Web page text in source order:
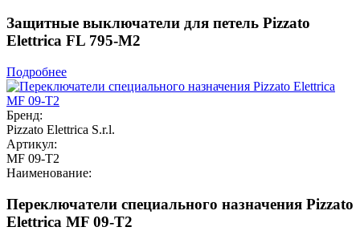
Защитные выключатели для петель Pizzato
Elettrica FL 795-M2
Подробнее
Бренд:
Pizzato Elettrica S.r.l.
Артикул:
MF 09-T2
Наименование:
Переключатели специального назначения Pizzato
Elettrica MF 09-T2